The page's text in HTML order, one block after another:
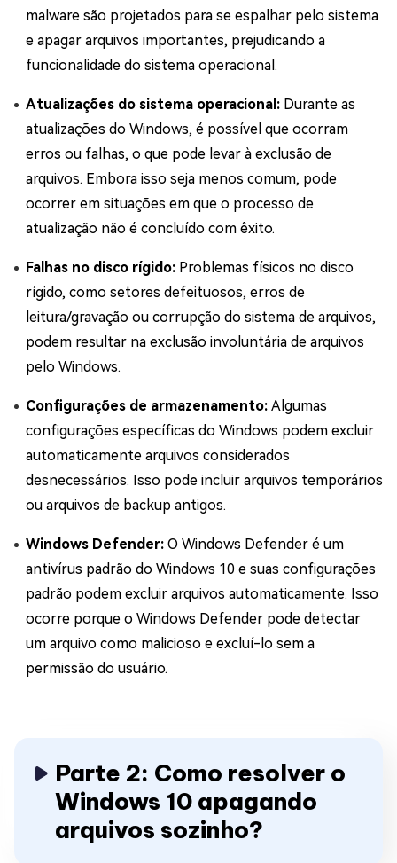
malware são projetados para se espalhar pelo sistema
e apagar arquivos importantes, prejudicando a
funcionalidade do sistema operacional.
Atualizações do sistema operacional: Durante as
atualizações do Windows, é possível que ocorram
erros ou falhas, o que pode levar à exclusão de
arquivos. Embora isso seja menos comum, pode
ocorrer em situações em que o processo de
atualização não é concluído com êxito.
Falhas no disco rígido: Problemas físicos no disco
rígido, como setores defeituosos, erros de
leitura/gravação ou corrupção do sistema de arquivos,
podem resultar na exclusão involuntária de arquivos
pelo Windows.
Configurações de armazenamento: Algumas
configurações específicas do Windows podem excluir
automaticamente arquivos considerados
desnecessários. Isso pode incluir arquivos temporários
ou arquivos de backup antigos.
Windows Defender: O Windows Defender é um
antivírus padrão do Windows 10 e suas configurações
padrão podem excluir arquivos automaticamente. Isso
ocorre porque o Windows Defender pode detectar
um arquivo como malicioso e excluí-lo sem a
permissão do usuário.
Parte 2: Como resolver o
Windows 10 apagando
arquivos sozinho?